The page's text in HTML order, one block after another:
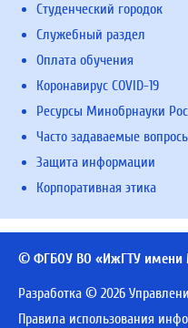
Студенческий городок
Служебный раздел
Оплата обучения
Коронавирус COVID-19
Ресурсы Минобрнауки
Часто задаваемые
Защита информации
Корпоративная этика
© ФГБОУ ВО «ИжГТУ имени
Разработка © 2026
Правила использования